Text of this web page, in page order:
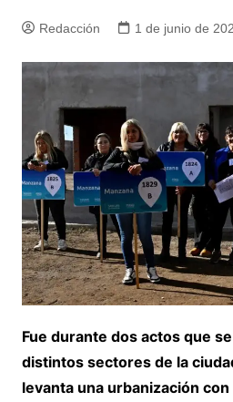
Redacción 1 de junio de
Fue durante dos actos que
distintos sectores de la
levanta una urbanización